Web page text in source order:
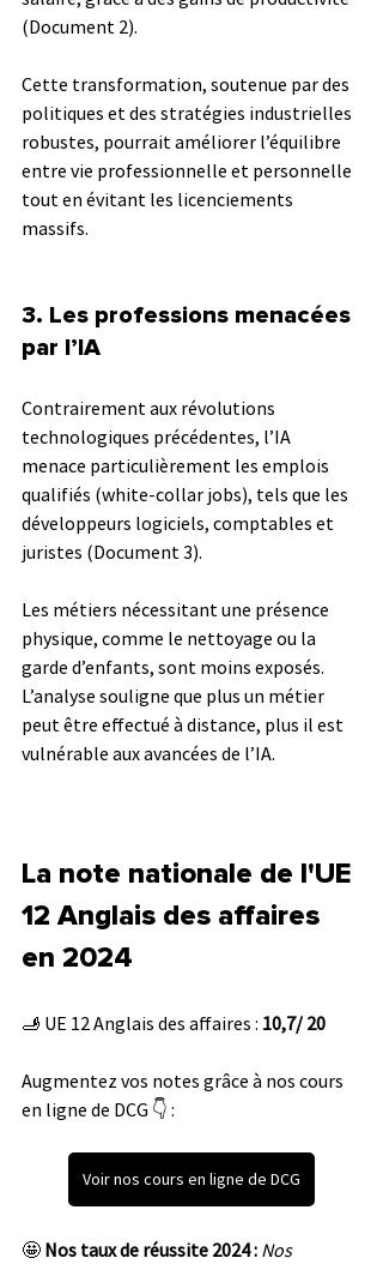
(Document 2).
Cette transformation, soutenue par des
politiques et des stratégies industrielles
robustes, pourrait améliorer l’équilibre
entre vie professionnelle et personnelle
tout en évitant les licenciements
massifs.
3. Les professions menacées
par l’IA
Contrairement aux révolutions
technologiques précédentes, l’IA
menace particulièrement les emplois
qualifiés (white-collar jobs), tels que les
développeurs logiciels, comptables et
juristes (Document 3).
Les métiers nécessitant une présence
physique, comme le nettoyage ou la
garde d’enfants, sont moins exposés.
L’analyse souligne que plus un métier
peut être effectué à distance, plus il est
vulnérable aux avancées de l’IA.
La note nationale de l'UE
12 Anglais des affaires
en 2024
🫸 UE 12 Anglais des affaires : 10,7/ 20
Augmentez vos notes grâce à nos cours
en ligne de DCG 👇 :
Voir nos cours en ligne de DCG
🤩 Nos taux de réussite 2024 : Nos